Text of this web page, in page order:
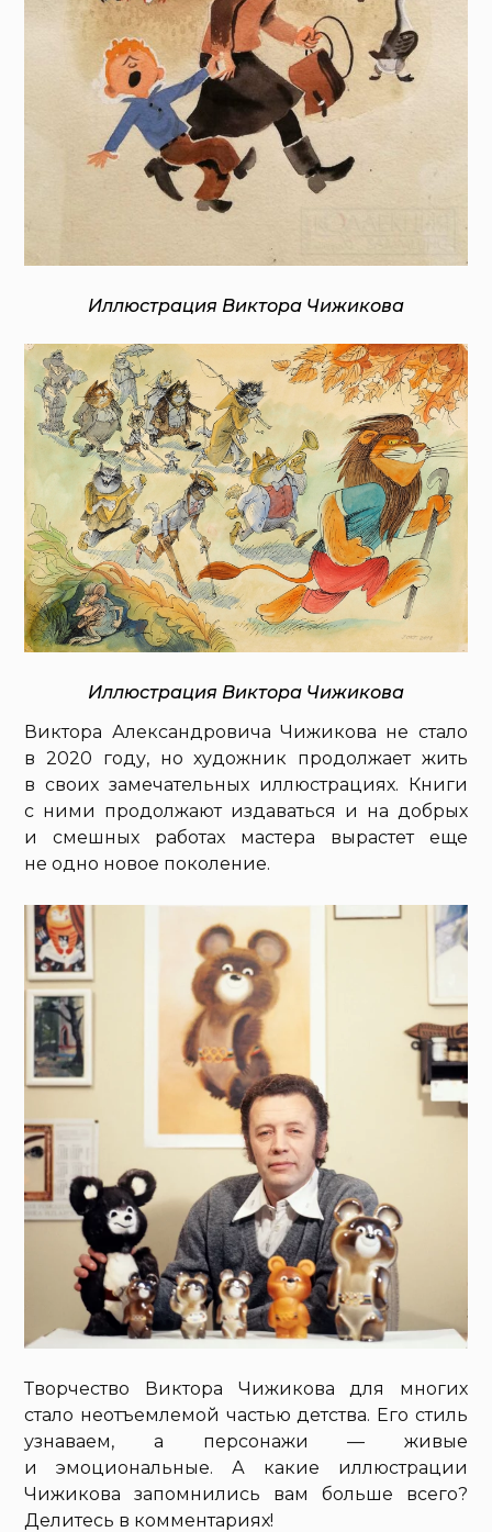
Иллюстрация Виктора Чижикова
Иллюстрация Виктора Чижикова
Виктора Александровича Чижикова не стало
в 2020 году, но художник продолжает жить
в своих замечательных иллюстрациях. Книги
с ними продолжают издаваться и на добрых
и смешных работах мастера вырастет еще
не одно новое поколение.
Творчество Виктора Чижикова для многих
стало неотъемлемой частью детства. Его стиль
узнаваем, а персонажи — живые
и эмоциональные. А какие иллюстрации
Чижикова запомнились вам больше всего?
Делитесь в комментариях!